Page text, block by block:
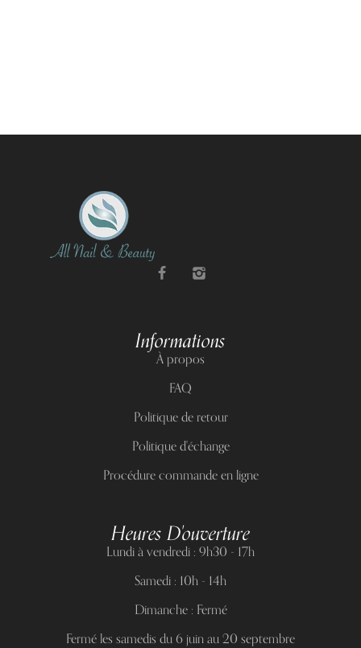
Informations
À propos
FAQ
Politique de retour
Politique d'échange
Procédure commande en ligne
Heures D'ouverture
Lundi à vendredi : 9h30 - 17h
Samedi : 10h - 14h
Dimanche : Fermé
Fermé les samedis du 6 juin au 20 septembre